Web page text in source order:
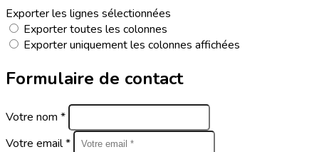
Exporter les lignes sélectionnées
Exporter toutes les colonnes
Exporter uniquement les colonnes affichées
Formulaire de contact
Votre nom *
Votre email *